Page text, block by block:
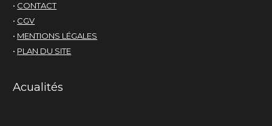
• CONTACT
• CGV
• MENTIONS LÉGALES
• PLAN DU SITE
Acualités